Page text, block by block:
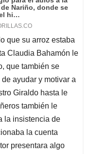
que su arroz estaba
Claudia Bahamón le
que también se
ayudar y motivar a
Giraldo hasta le
también le
la insistencia de
la cuenta
presentara algo